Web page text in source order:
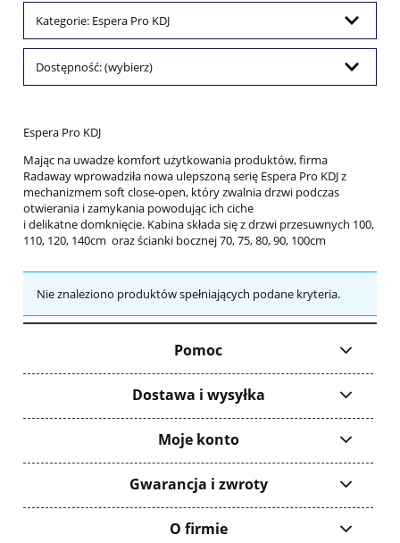
Kategorie: Espera Pro KDJ
Dostępność: (wybierz)
Espera Pro KDJ
Mając na uwadze komfort użytkowania produktów, firma
Radaway wprowadziła nowa ulepszoną serię Espera Pro KDJ z
mechanizmem soft close-open, który zwalnia drzwi podczas
otwierania i zamykania powodując ich ciche
i delikatne domknięcie. Kabina składa się z drzwi przesuwnych 100,
110, 120, 140cm oraz ścianki bocznej 70, 75, 80, 90, 100cm
Nie znaleziono produktów spełniających podane kryteria.
Pomoc
Dostawa i wysyłka
Moje konto
Gwarancja i zwroty
O firmie